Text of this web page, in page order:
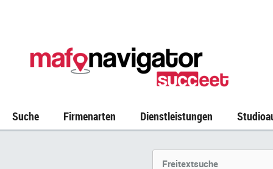
Suche Firmenarten Dienstleistungen